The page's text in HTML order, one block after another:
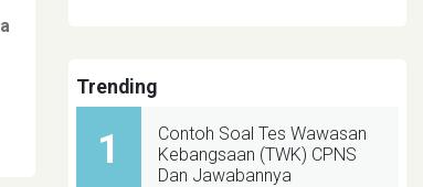
Trending
1
Contoh Soal Tes Wawasan
Kebangsaan (TWK) CPNS
Dan Jawabannya